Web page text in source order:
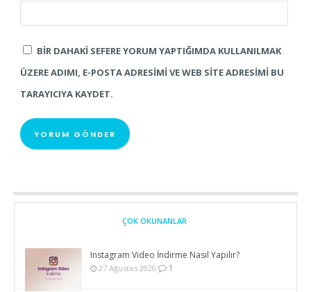
BIR DAHAKI SEFERE YORUM YAPTIĞIMDA KULLANILMAK
ÜZERE ADIMI, E-POSTA ADRESIMI VE WEB SITE ADRESIMI BU
TARAYICIYA KAYDET.
ÇOK OKUNANLAR
Instagram Video İndirme Nasıl Yapılır?
27 Ağustos 2020 1